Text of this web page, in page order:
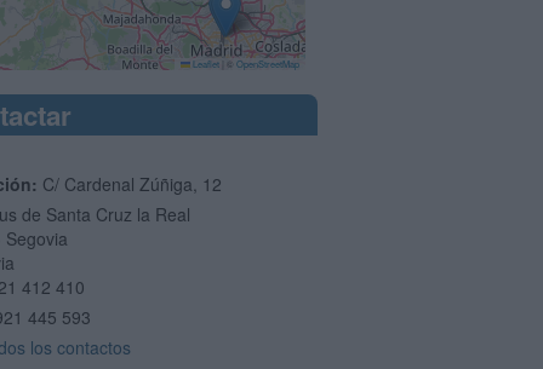
Leaflet © OpenStreetMap
C/ Cardenal Zúñiga, 12
de Santa Cruz la Real
Segovia
412 410
445 593
los contactos